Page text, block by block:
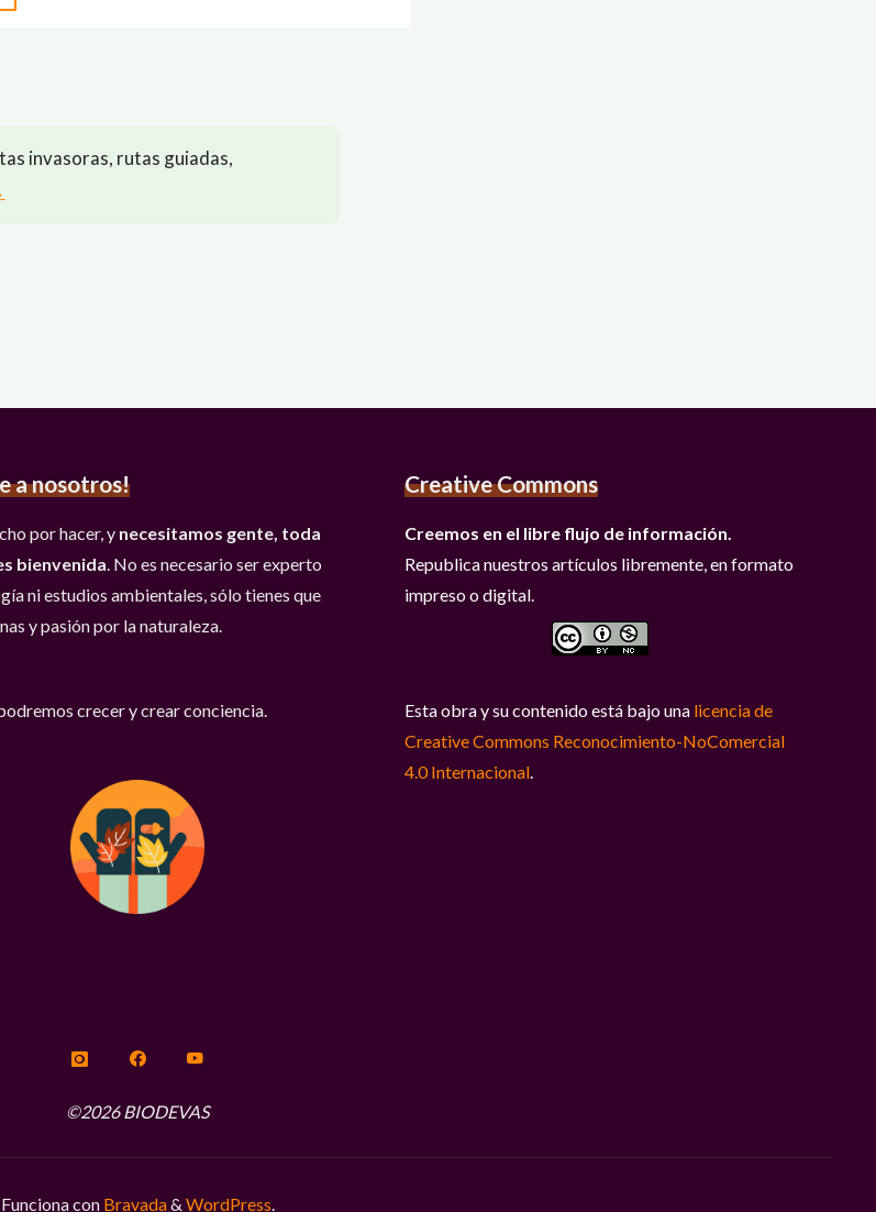
invasoras, rutas guiadas,
a nosotros!
por hacer, y necesitamos gente, toda
bienvenida. No es necesario ser experto
ni estudios ambientales, sólo tienes que
y pasión por la naturaleza.
crecer y crear conciencia.
Creative Commons
Creemos en el libre flujo de información.
Republica nuestros artículos libremente, en formato
impreso o digital.
Esta obra y su contenido está bajo una licencia de
Creative Commons Reconocimiento-NoComercial
4.0 Internacional.
©2026 BIODEVAS
Funciona conBravada& WordPress.